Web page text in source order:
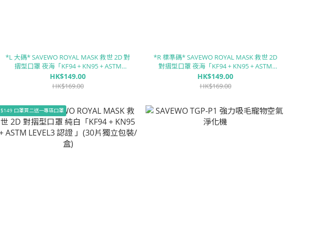
*L 大碼* SAVEWO ROYAL MASK 救世 2D 對
摺型口罩 夜海「KF94 + KN95 + ASTM
LEVEL3 認證 」(30片獨立包裝/盒)
HK$149.00
HK$169.00
*R 標準碼* SAVEWO ROYAL MASK 救世 2D
對摺型口罩 夜海「KF94 + KN95 + ASTM
LEVEL3 認證 」(30片獨立包裝/盒)
HK$149.00
HK$169.00
$149 口罩買二送一專區口罩